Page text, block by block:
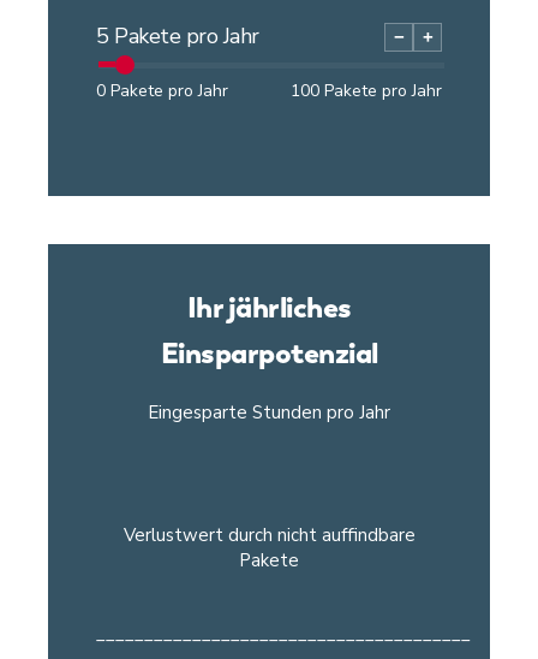
5 Pakete pro Jahr − +
0 Pakete pro Jahr 100 Pakete pro Jahr
Ihr jährliches
Einsparpotenzial
Eingesparte Stunden pro Jahr
Verlustwert durch nicht auffindbare
Pakete
_______________________________________